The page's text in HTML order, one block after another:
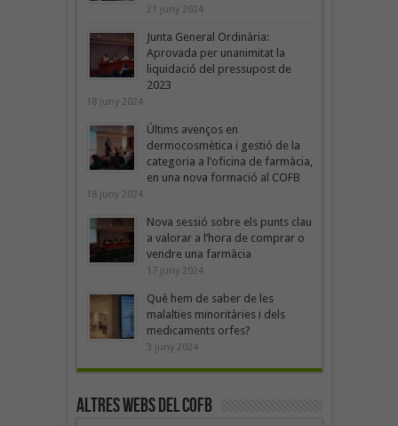
21 juny 2024
Junta General Ordinària:
Aprovada per unanimitat la
liquidació del pressupost de
2023
18 juny 2024
Últims avenços en
dermocosmètica i gestió de la
categoria a l’oficina de farmàcia,
en una nova formació al COFB
18 juny 2024
Nova sessió sobre els punts clau
a valorar a l’hora de comprar o
vendre una farmàcia
17 juny 2024
Què hem de saber de les
malalties minoritàries i dels
medicaments orfes?
3 juny 2024
Altres webs del COFB